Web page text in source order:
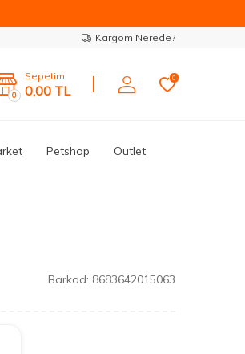
Kargom Nerede?
0
Sepetim
0,00 TL
0
Petshop Outlet
Barkod: 8683642015063